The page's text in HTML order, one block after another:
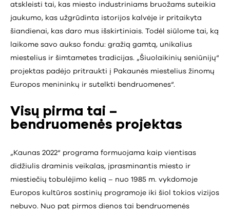
atskleisti tai, kas miesto industriniams bruožams suteikia
jaukumo, kas užgrūdinta istorijos kalvėje ir pritaikyta
šiandienai, kas daro mus išskirtiniais. Todėl siūlome tai, ką
laikome savo aukso fondu: gražią gamtą, unikalius
miestelius ir šimtametes tradicijas. „Šiuolaikinių seniūnijų“
projektas padėjo pritraukti į Pakaunės miestelius žinomų
Europos menininkų ir sutelkti bendruomenes“.
Visų pirma tai –
bendruomenės projektas
„Kaunas 2022“ programa formuojama kaip vientisas
didžiulis draminis veikalas, įprasminantis miesto ir
miestiečių tobulėjimo kelią – nuo 1985 m. vykdomoje
Europos kultūros sostinių programoje iki šiol tokios vizijos
nebuvo. Nuo pat pirmos dienos tai bendruomenės